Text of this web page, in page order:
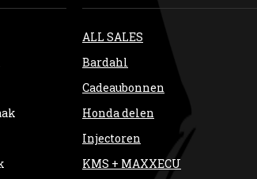
ALL SALES
Bardahl
Cadeaubonnen
Honda delen
Injectoren
KMS + MAXXECU